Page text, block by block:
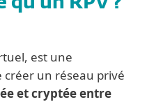
est une
un réseau privé
et cryptée entre